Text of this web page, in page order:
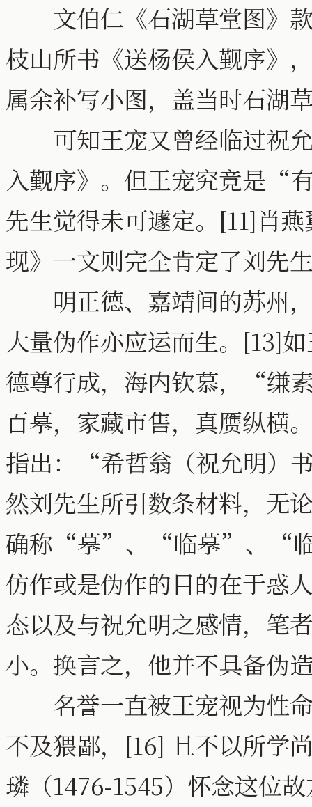
文伯仁《石湖草堂图》
枝山所书《送杨侯入觐序》
属余补写小图，盖当时石湖
可知王宠又曾经临过祝允
入觐序》。但王宠究竟是
先生觉得未可遽定。[11]肖
现》一文则完全肯定了刘先
明正德、嘉靖间的苏州，
大量伪作亦应运而生。[13]
德尊行成，海内钦慕，“缣
百摹，家藏市售，真赝纵横
指出：“希哲翁（祝允明）
然刘先生所引数条材料，无
确称“摹”、“临摹”、“临
仿作或是伪作的目的在于惑
态以及与祝允明之感情，笔
小。换言之，他并不具备伪
名誉一直被王宠视为性命
不及猥鄙，[16] 且不以所学
璘（1476-1545）怀念这位